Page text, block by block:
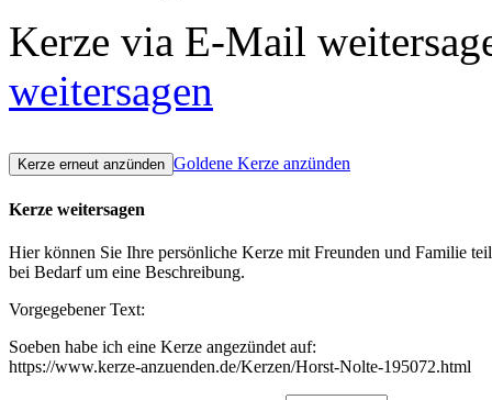
Kerze via E-Mail
weitersagen
Goldene Kerze anzünden
Kerze weitersagen
Hier können Sie Ihre persönliche Kerze mit Freunden und Familie
bei Bedarf um eine Beschreibung.
Vorgegebener Text:
Soeben habe ich eine Kerze angezündet auf:
https://www.kerze-anzuenden.de/Kerzen/Horst-Nolte-195072.html